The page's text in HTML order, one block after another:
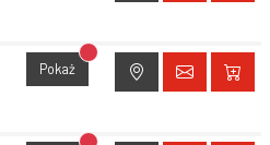
Pokaż Brak dostępu do lokalizacji